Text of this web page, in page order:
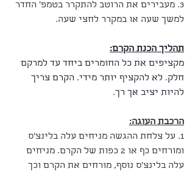
3. מעבירים את הרוטב להתקרר בטמפ' החדר
למשך שעה או במקרר לחצי שעה.
תהליך הכנת הקרם:
מקציפים את כל החומרים ביחד עד למרקם
חלק. לא להקציף יותר מידי. הקרם צריך
להיות יציב אך רך.
הרכבת העוגה:
1. על צלחת ההגשה מניחים עלה בלינצ'ס
ומורחים כף או 2 כפות של הקרם. מניחים
עלה בלינצ'ס נוסף, מורחים את הקרם וכך